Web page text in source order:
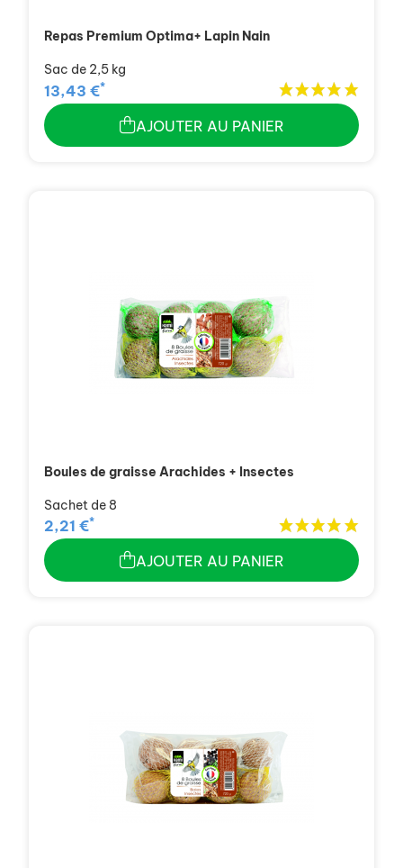
Repas Premium Optima+ Lapin Nain
Sac de 2,5 kg
13,43 €*
AJOUTER AU PANIER
Boules de graisse Arachides + Insectes
Sachet de 8
2,21 €*
AJOUTER AU PANIER